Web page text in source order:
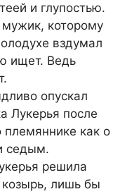
и глупостью.
мужик, которому
вздумал
ищет. Ведь
опускал
Лукерья после
племяннике как о
седым.
решила
лишь бы